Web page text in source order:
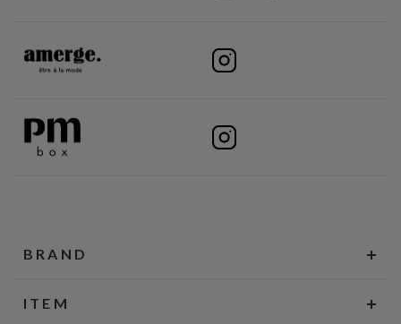
BRAND
ITEM